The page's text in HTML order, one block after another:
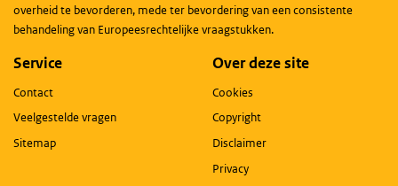
overheid te bevorderen, mede ter bevordering van een consistente
behandeling van Europeesrechtelijke vraagstukken.
Service
Contact
Veelgestelde vragen
Sitemap
Over deze site
Cookies
Copyright
Disclaimer
Privacy